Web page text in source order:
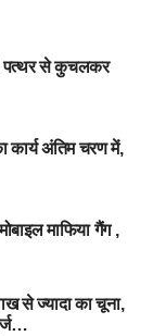
पत्थर से कुचलकर
कार्य अंतिम चरण में,
माफिया गैंग ,
से ज्यादा का चूना,